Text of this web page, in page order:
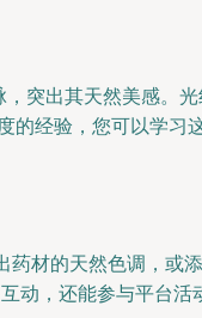
突出其天然美感。
经验，您可以学习
材的天然色调，或
动，还能参与平台